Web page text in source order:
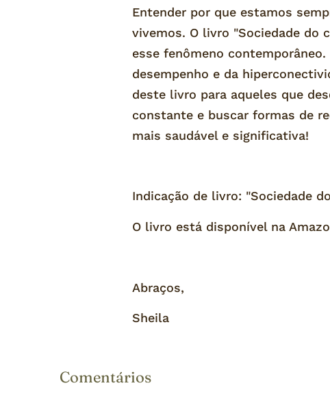
Entender por que estamos
vivemos. O livro "Sociedade do
esse fenômeno
desempenho e da
deste livro para aqueles que
constante e buscar formas de
mais saudável e significativa!
Indicação de livro: "Sociedade
O livro está disponível na
Abraços,
Sheila
Comentários